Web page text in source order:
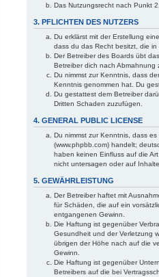
Das Nutzungsrecht nach Punkt
3. PFLICHTEN DES NUTZERS
Du erklärst mit der Erstellung
dass du das Recht besitzt, die
Der Betreiber des Boards übt
Betreiber dich nach Abmahnung
Du nimmst zur Kenntnis, dass
Kenntnis genommen hat. Du
Du gestattest dem Betreiber
Dritten Schaden zuzufügen.
4. GENERAL PUBLIC LICENSE
Du nimmst zur Kenntnis, dass
(www.phpbb.com) handelt;
haben keinen Einfluss auf die
nicht untersagen oder auf
5. GEWÄHRLEISTUNG
Der Betreiber haftet mit
für Schäden, die auf ein
entgangenen Gewinn.
Die Haftung ist gegenüber
Gesundheit und der Verletzung
übrigen der Höhe nach auf die
Gewinn.
Die Haftung ist gegenüber
Betreibers auf die bei